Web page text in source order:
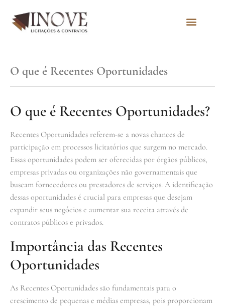
O que é Recentes Oportunidades
O que é Recentes Oportunidades?
Recentes Oportunidades referem-se a novas chances de
participação em processos licitatórios que surgem no mercado.
Essas oportunidades podem ser oferecidas por órgãos públicos,
empresas privadas ou organizações não governamentais que
buscam fornecedores ou prestadores de serviços. A identificação
dessas oportunidades é crucial para empresas que desejam
expandir seus negócios e aumentar sua receita através de
contratos públicos e privados.
Importância das Recentes
Oportunidades
As Recentes Oportunidades são fundamentais para o
crescimento de pequenas e médias empresas, pois proporcionam